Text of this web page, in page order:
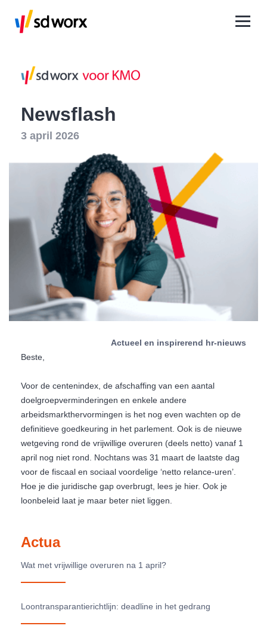
Newsflash
3 april 2026
Actueel en inspirerend hr-nieuws
Beste,
Voor de centenindex, de afschaffing van een aantal
doelgroepverminderingen en enkele andere
arbeidsmarkthervormingen is het nog even wachten op de
definitieve goedkeuring in het parlement. Ook is de nieuwe
wetgeving rond de vrijwillige overuren (deels netto) vanaf 1
april nog niet rond. Nochtans was 31 maart de laatste dag
voor de fiscaal en sociaal voordelige ‘netto relance-uren’.
Hoe je die juridische gap overbrugt, lees je hier. Ook je
loonbeleid laat je maar beter niet liggen.
Actua
Wat met vrijwillige overuren na 1 april?
Loontransparantierichtlijn: deadline in het gedrang